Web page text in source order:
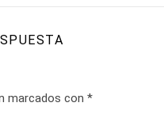
marcados con *